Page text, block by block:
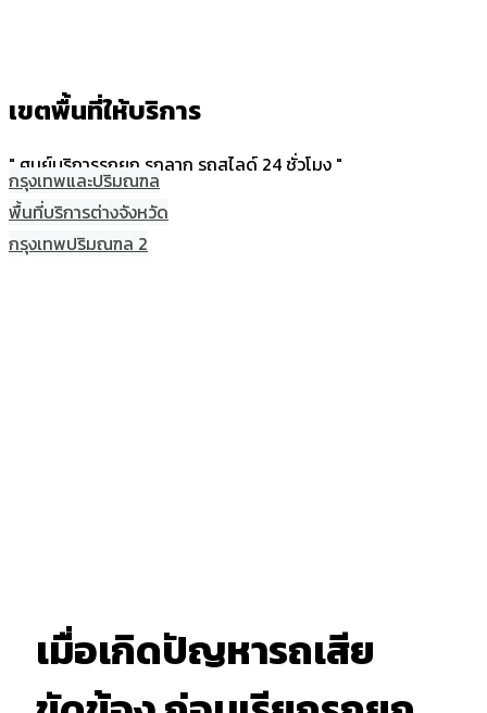
เขตพื้นที่ให้บริการ
" ศูนย์บริการรถยก รถลาก รถสไลด์ 24 ชั่วโมง "
กรุงเทพและปริมณฑล
พื้นที่บริการต่างจังหวัด
กรุงเทพปริมณฑล 2
เมื่อเกิดปัญหารถเสีย